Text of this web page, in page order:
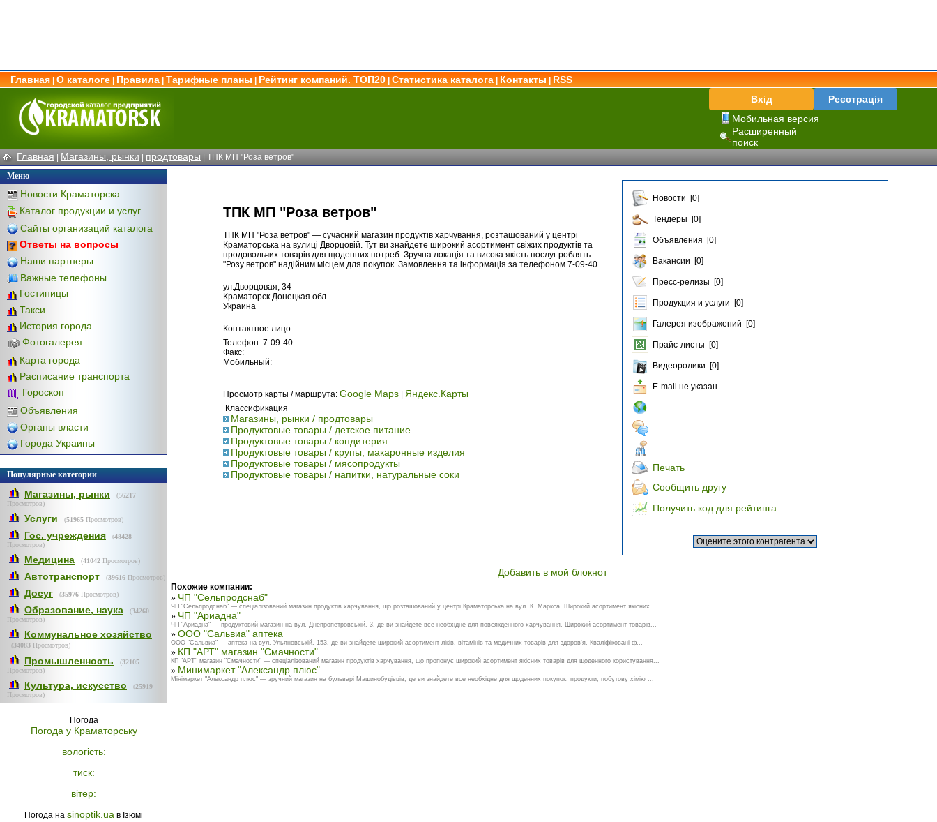
Главная О каталоге Правила Тарифные планы Рейтинг компаний. ТОП20 Статистика каталога Контакты
RSS
Вхід
Реєстрація
Мобильная версия
Расширенный
поиск
Главная | Магазины, рынки | продтовары | ТПК МП "Роза ветров"
Меню
Новости Краматорска
Каталог продукции и услуг
Сайты организаций каталога
Ответы на вопросы
Наши партнеры
Важные телефоны
Гостиницы
Такси
История города
Фотогалерея
Карта города
Расписание транспорта
Гороскоп
Объявления
Органы власти
Города Украины
Популярные категории
Магазины, рынки (56217
Просмотров)
Услуги (51965 Просмотров)
Гос. учреждения (48428
Просмотров)
Медицина (41042 Просмотров)
Автотранспорт (39616 Просмотров)
Досуг (35976 Просмотров)
Образование, наука (34260
Просмотров)
Коммунальное хозяйство
(34083 Просмотров)
Промышленность (32105
Просмотров)
Культура, искусство (25919
Просмотров)
Погода
Погода у Краматорську
вологість:
тиск:
вітер:
Погода на sinoptik.ua в Ізюмі
ТПК МП "Роза ветров"
ТПК МП "Роза ветров" — сучасний магазин продуктів харчування, розташований у центрі
Краматорська на вулиці Дворцовій. Тут ви знайдете широкий асортимент свіжих продуктів та
продовольчих товарів для щоденних потреб. Зручна локація та висока якість послуг роблять
"Розу ветров" надійним місцем для покупок. Замовлення та інформація за телефоном 7-09-40.
ул.Дворцовая, 34
Краматорск Донецкая обл.
Украина
Контактное лицо:
Телефон: 7-09-40
Факс:
Мобильный:
Просмотр карты / маршрута: Google Maps | Яндекс.Карты
Классификация
Магазины, рынки / продтовары
Продуктовые товары / детское питание
Продуктовые товары / кондитерия
Продуктовые товары / крупы, макаронные изделия
Продуктовые товары / мясопродукты
Продуктовые товары / напитки, натуральные соки
Новости [0]
Тендеры [0]
Объявления [0]
Вакансии [0]
Пресс-релизы [0]
Продукция и услуги [0]
Галерея изображений [0]
Прайс-листы [0]
Видеоролики [0]
E-mail не указан
Печать
Сообщить другу
Получить код для рейтинга
Добавить в мой блокнот
Похожие компании:
» ЧП "Сельпродснаб"
ЧП "Сельпродснаб" — спеціалізований магазин продуктів харчування, що розташований у центрі Краматорська на вул. К. Маркса. Широкий асортимент якісних ...
» ЧП "Ариадна"
ЧП "Ариадна" — продуктовий магазин на вул. Днепропетровській, 3, де ви знайдете все необхідне для повсякденного харчування. Широкий асортимент товарів...
» ООО "Сальвиа" аптека
ООО "Сальвиа" — аптека на вул. Ульяновській, 153, де ви знайдете широкий асортимент ліків, вітамінів та медичних товарів для здоров'я. Кваліфіковані ф...
» КП "АРТ" магазин "Смачности"
КП "АРТ" магазин "Смачности" — спеціалізований магазин продуктів харчування, що пропонує широкий асортимент якісних товарів для щоденного користування...
» Минимаркет "Александр плюс"
Мінімаркет "Александр плюс" — зручний магазин на бульварі Машинобудівців, де ви знайдете все необхідне для щоденних покупок: продукти, побутову хімію ...